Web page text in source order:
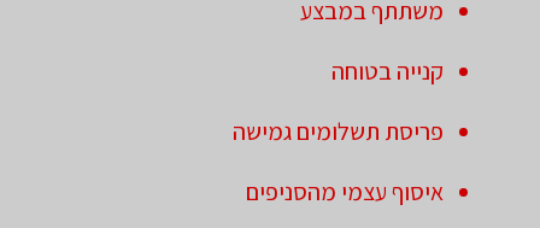
משתתף במבצע
קנייה בטוחה
פריסת תשלומים גמישה
איסוף עצמי מהסניפים